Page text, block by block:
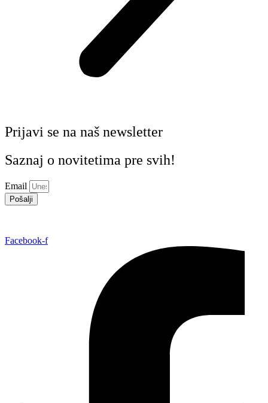
Prijavi se na naš newsletter
Saznaj o novitetima pre svih!
Email
Pošalji
Facebook-f